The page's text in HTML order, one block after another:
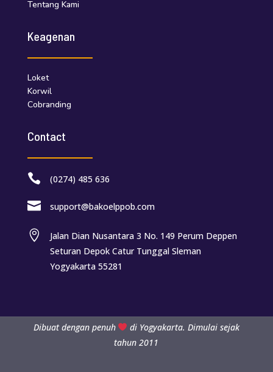
Tentang Kami
Keagenan
Loket
Korwil
Cobranding
Contact
 (0274) 485 636
 support@bakoelppob.com

Jalan Dian Nusantara 3 No. 149 Perum Deppen
Seturan Depok Catur Tunggal Sleman
Yogyakarta 55281
Dibuat dengan penuh
di Yogyakarta. Dimulai sejak
tahun 2011